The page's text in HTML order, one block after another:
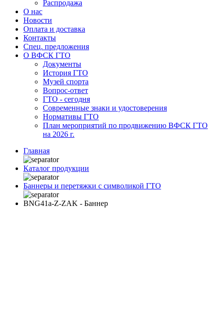
Распродажа
О нас
Новости
Оплата и доставка
Контакты
Спец. предложения
О ВФСК ГТО
Документы
История ГТО
Музей спорта
Вопрос-ответ
ГТО - сегодня
Современные знаки и удостоверения
Нормативы ГТО
План мероприятий по продвижению ВФСК ГТО
на 2026 г.
Главная
Каталог продукции
Баннеры и перетяжки с символикой ГТО
BNG41a-Z-ZAK - Баннер